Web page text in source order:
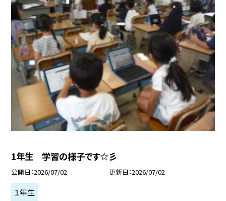
1年生 学習の様子です☆彡
公開日 2026/07/02 更新日 2026/07/02
１年生